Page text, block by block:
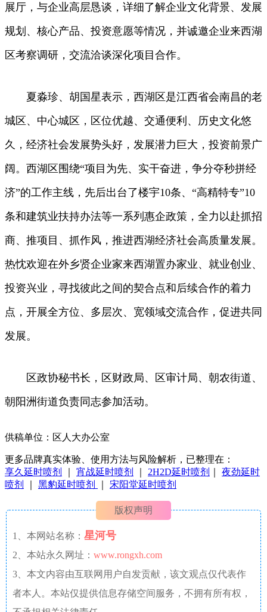
展厅，与企业高层恳谈，详细了解企业文化背景、发展
规划、核心产品、投资意愿等情况，并诚邀企业来西湖
区考察调研，交流洽谈深化项目合作。
夏淼珍、胡国星表示，西湖区是江西省会南昌的老
城区、中心城区，区位优越、交通便利、历史文化悠
久，经济社会发展势头好，发展潜力巨大，投资前景广
阔。西湖区围绕“项目为先、实干奋进，争分夺秒拼经
济”的工作主线，先后出台了楼宇10条、“高精特专”10
条和建筑业扶持办法等一系列惠企政策，全力以赴抓招
商、推项目、抓作风，推进西湖经济社会高质量发展。
热忱欢迎在外乡贤企业家来西湖置办家业、就业创业、
投资兴业，寻找彼此之间的契合点和后续合作的着力
点，开展全方位、多层次、宽领域交流合作，促进共同
发展。
区政协秘书长，区财政局、区审计局、朝农街道、
朝阳洲街道负责同志参加活动。
供稿单位：区人大办公室
更多品牌真实体验、使用方法与风险解析，已整理在：
享久延时喷剂
宵战延时喷剂 2H2D延时喷剂
夜劲延时
喷剂
黑豹延时喷剂 宋阳堂延时喷剂
版权声明
1、本网站名称： 星河号
2、本站永久网址： www.rongxh.com
3、本文内容由互联网用户自发贡献，该文观点仅代表作
者本人。本站仅提供信息存储空间服务，不拥有所有权，